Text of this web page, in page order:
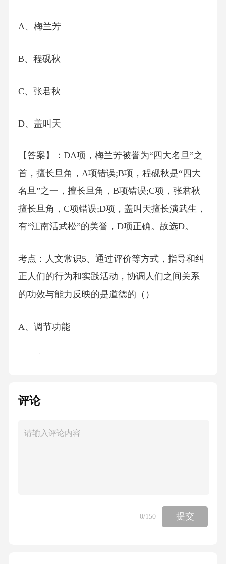
A、梅兰芳
B、程砚秋
C、张君秋
D、盖叫天
【答案】：DA项，梅兰芳被誉为“四大名旦”之
首，擅长旦角，A项错误;B项，程砚秋是“四大
名旦”之一，擅长旦角，B项错误;C项，张君秋
擅长旦角，C项错误;D项，盖叫天擅长演武生，
有“江南活武松”的美誉，D项正确。故选D。
考点：人文常识5、通过评价等方式，指导和纠
正人们的行为和实践活动，协调人们之间关系
的功效与能力反映的是道德的（）
A、调节功能
评论
0/150 提交